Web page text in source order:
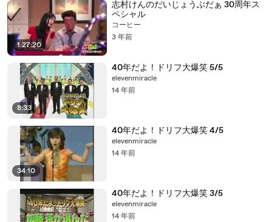
1:27:20
志村けんのだいじょうぶだぁ 30周年ス
ペシャル
コーヒー
3 年前
8:33
40年だよ！ドリフ大爆笑 5/5
elevenmiracle
14 年前
34:10
40年だよ！ドリフ大爆笑 4/5
elevenmiracle
14 年前
40年だよ！ドリフ大爆笑 3/5
elevenmiracle
14 年前